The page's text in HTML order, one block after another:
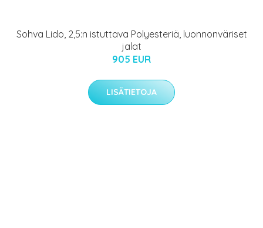
Sohva Lido, 2,5:n istuttava Polyesteriä, luonnonväriset
jalat
905 EUR
LISÄTIETOJA